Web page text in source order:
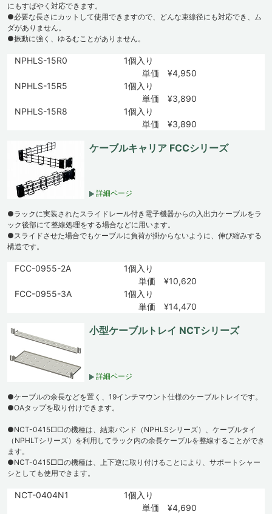
にもすばやく対応できます。
●必要な長さにカットして使用できますので、どんな束線径にも対応でき、ム
ダがありません。
●振動に強く、ゆるむことがありません。
NPHLS-15R0
1個入り
単価 ¥4,950
NPHLS-15R5
1個入り
単価 ¥3,890
NPHLS-15R8
1個入り
単価 ¥3,890
ケーブルキャリア FCCシリーズ
詳細ページ
●ラックに実装されたスライドレール付き電子機器からの入出力ケーブルをラ
ック後部にて整線処理をする場合などに用います。
●スライドさせた場合でもケーブルに負荷が掛からないように、伸び縮みする
構造です。
FCC-0955-2A
1個入り
単価 ¥10,620
FCC-0955-3A
1個入り
単価 ¥14,470
小型ケーブルトレイ NCTシリーズ
詳細ページ
●ケーブルの余長などを置く、19インチマウント仕様のケーブルトレイです。
●OAタップを取り付けできます。
●NCT-0415□□の機種は、結束バンド（NPHLSシリーズ）、ケーブルタイ
（NPHLTシリーズ）を利用してラック内の余長ケーブルを整線することができ
ます。
●NCT-0415□□の機種は、上下逆に取り付けることにより、サポートシャー
シとしても使用できます。
NCT-0404N1
1個入り
単価 ¥4,690